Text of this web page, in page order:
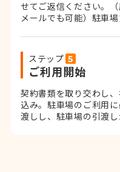
せてご返信ください。
メールでも可能） 駐車
ステップ
ご利用開始
契約書類を取り交わし
込み。駐車場のご利用
渡しし、駐車場の引渡